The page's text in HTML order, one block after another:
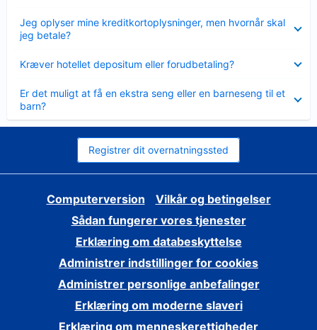
Jeg oplyser mine kreditkortoplysninger, men hvornår skal
jeg betale?
Kræver hotellet depositum eller forudbetaling?
Er det muligt at få en ekstra seng eller en barneseng til et
barn?
Registrer dit overnatningssted
Computerversion
Vilkår og betingelser
Sådan fungerer vores tjenester
Erklæring om databeskyttelse
Administrer indstillinger for cookies
Administrer personlige anbefalinger
Erklæring om moderne slaveri
Erklæring om menneskerettigheder